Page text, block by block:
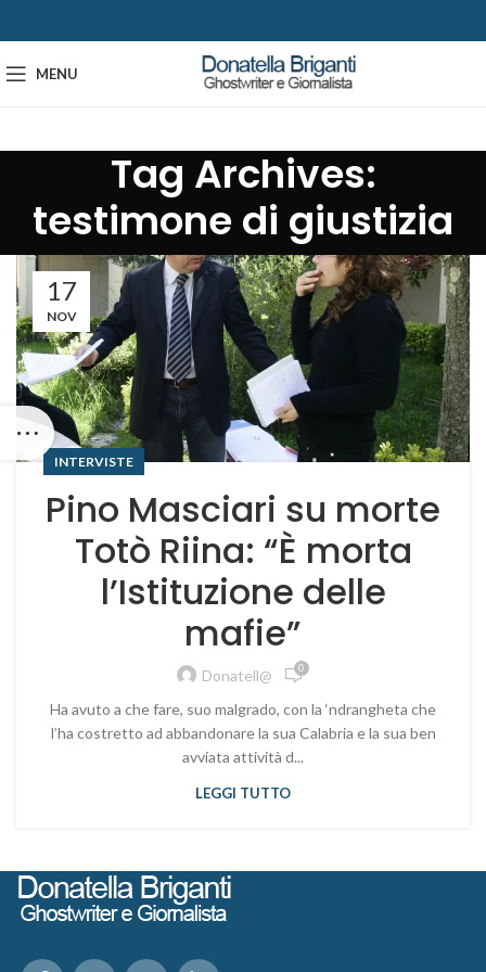
MENU
Tag Archives:
testimone di giustizia
17
NOV
INTERVISTE
Pino Masciari su morte
Totò Riina: “È morta
l’Istituzione delle
mafie”
Donatell@ 0
Ha avuto a che fare, suo malgrado, con la ‘ndrangheta che
l’ha costretto ad abbandonare la sua Calabria e la sua ben
avviata attività d...
LEGGI TUTTO